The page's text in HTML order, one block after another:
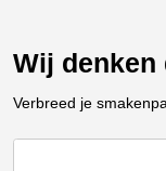
Wij denken
Verbreed je